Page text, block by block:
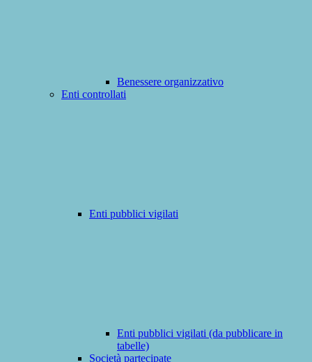
Benessere organizzativo
Enti controllati
Enti pubblici vigilati
Enti pubblici vigilati (da pubblicare in
tabelle)
Società partecipate